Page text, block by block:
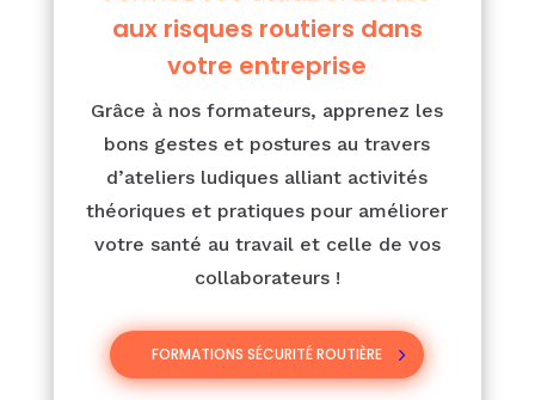
aux risques routiers dans
votre entreprise
Grâce à nos formateurs, apprenez les
bons gestes et postures au travers
d’ateliers ludiques alliant activités
théoriques et pratiques pour améliorer
votre santé au travail et celle de vos
collaborateurs !
FORMATIONS SÉCURITÉ ROUTIÈRE